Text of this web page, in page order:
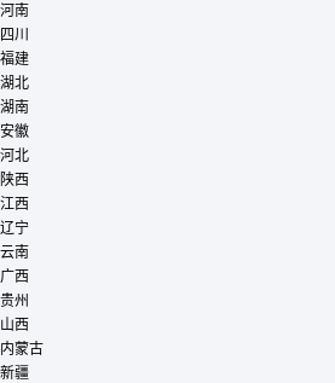
河南
四川
福建
湖北
湖南
安徽
河北
陕西
江西
辽宁
云南
广西
贵州
山西
内蒙古
新疆